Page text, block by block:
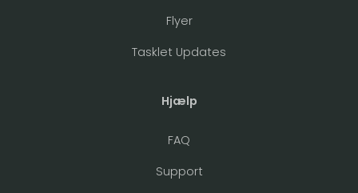
Flyer
Tasklet Updates
Hjælp
FAQ
Support